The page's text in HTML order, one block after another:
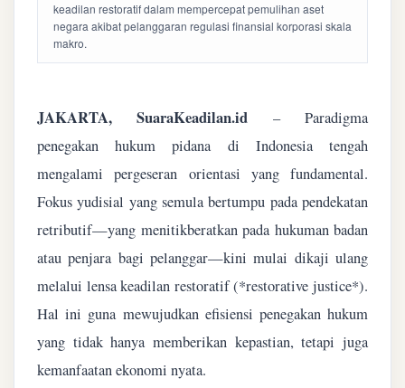
keadilan restoratif dalam mempercepat pemulihan aset
negara akibat pelanggaran regulasi finansial korporasi skala
makro.
JAKARTA, SuaraKeadilan.id – Paradigma
penegakan hukum pidana di Indonesia tengah
mengalami pergeseran orientasi yang fundamental.
Fokus yudisial yang semula bertumpu pada pendekatan
retributif—yang menitikberatkan pada hukuman badan
atau penjara bagi pelanggar—kini mulai dikaji ulang
melalui lensa keadilan restoratif (*restorative justice*).
Hal ini guna mewujudkan efisiensi penegakan hukum
yang tidak hanya memberikan kepastian, tetapi juga
kemanfaatan ekonomi nyata.